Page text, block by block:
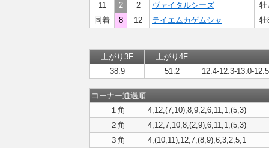
11
2 2 ヴァイタルシーズ
牡
同着
8 12 テイエムカゲムシャ 牡
上がり3F
上がり4F
38.9
51.2 12.4-12.3-13.0-
コーナー通過順
１角
4,12,(7,10),8,9,2,6,11,1,(5,3)
２角
4,12,7,10,8,(2,9),6,11,1,(5,3)
３角
4,(10,11),12,7,(8,9),6,3,2,5,1